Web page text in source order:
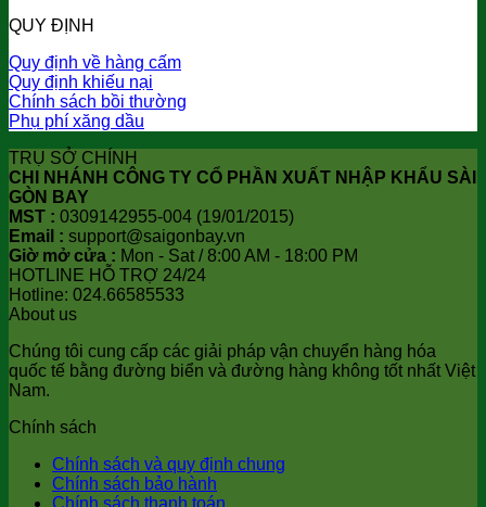
QUY ĐỊNH
Quy định về hàng cấm
Quy định khiếu nại
Chính sách bồi thường
Phụ phí xăng dầu
TRỤ SỞ CHÍNH
CHI NHÁNH CÔNG TY CỔ PHẦN XUẤT NHẬP KHẨU SÀI
GÒN BAY
MST : 0309142955-004 (19/01/2015)
Email : support@saigonbay.vn
Giờ mở cửa : Mon - Sat / 8:00 AM - 18:00 PM
HOTLINE HỖ TRỢ 24/24
Hotline: 024.66585533
About us
Chúng tôi cung cấp các giải pháp vận chuyển hàng hóa
quốc tế bằng đường biển và đường hàng không tốt nhất Việt
Nam.
Chính sách
Chính sách và quy định chung
Chính sách bảo hành